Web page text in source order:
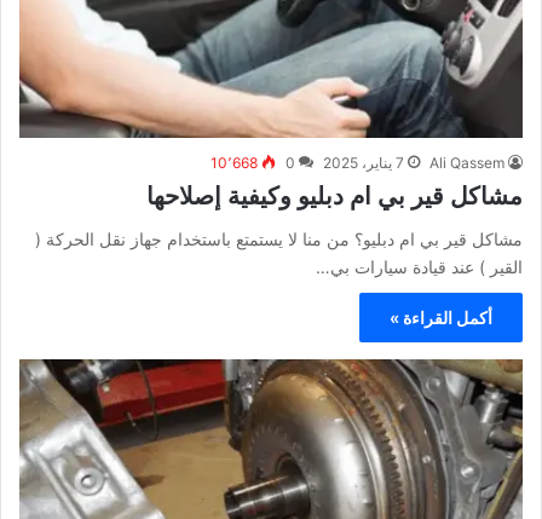
Ali Qassem 7 يناير، 2025 0 10٬668
مشاكل قير بي ام دبليو وكيفية إصلاحها
مشاكل قير بي ام دبليو؟ من منا لا يستمتع باستخدام جهاز نقل الحركة (
القير ) عند قيادة سيارات بي…
أكمل القراءة »